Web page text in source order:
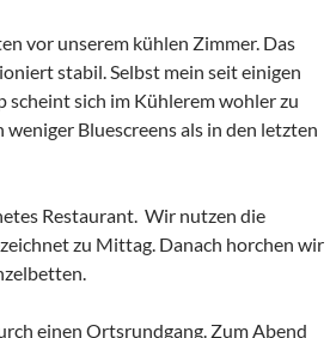
vor unserem kühlen Zimmer. Das
stabil. Selbst mein seit einigen
scheint sich im Kühlerem wohler zu
Bluescreens als in den letzten
Restaurant. Wir nutzen die
zu Mittag. Danach horchen wir
einen Ortsrundgang. Zum Abend